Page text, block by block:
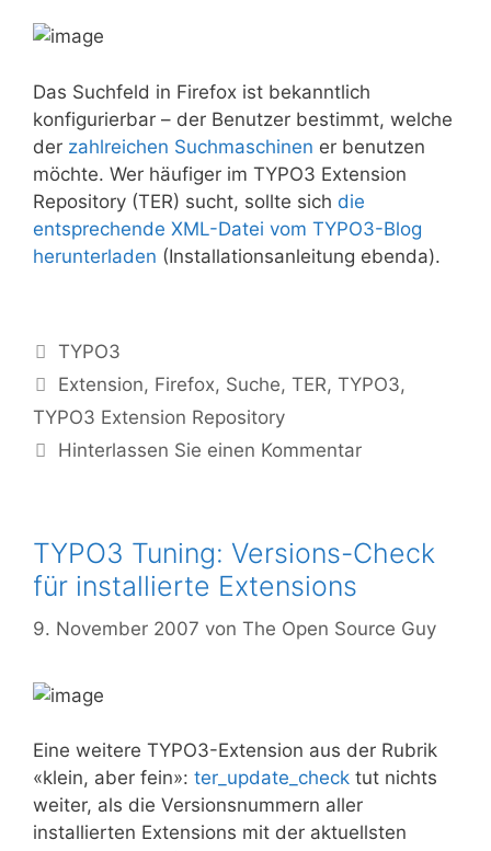
Das Suchfeld in Firefox ist bekanntlich
konfigurierbar – der Benutzer bestimmt, welche
der zahlreichen Suchmaschinen er benutzen
möchte. Wer häufiger im TYPO3 Extension
Repository (TER) sucht, sollte sich die
entsprechende XML-Datei vom TYPO3-Blog
herunterladen (Installationsanleitung ebenda).
Kategorien
TYPO3
Tags
Extension, Firefox, Suche,TER,TYPO3,
TYPO3 Extension Repository
Hinterlassen Sie einen Kommentar
TYPO3 Tuning: Versions-Check
für installierte Extensions
9. November 2007 von The Open Source Guy
Eine weitere TYPO3-Extension aus der Rubrik
«klein, aber fein»: ter_update_check tut nichts
weiter, als die Versionsnummern aller
installierten Extensions mit der aktuellsten